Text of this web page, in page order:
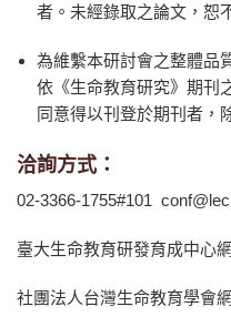
者。未經錄取之論文，恕
為維繫本研討會之整體品
依《生命教育研究》期刊
同意得以刊登於期刊者，
洽詢方式：
02-3366-1755#101
臺大生命教育研發育成中心
社團法人台灣生命教育學會